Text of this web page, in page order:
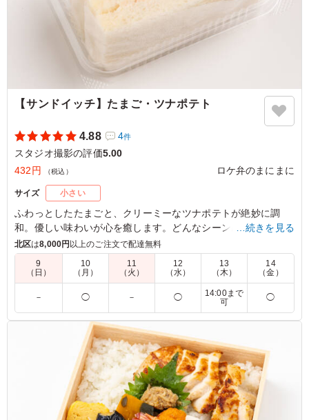
【サンドイッチ】たまご・ツナポテト
4.88 4件
スタジオ撮影の評価5.00
432円
（税込） ロケ弁のまにまに
サイズ 小さい
ふわっとしたたまごと、クリーミーなツナポテトが絶妙に調
和。優しい味わいが心を癒します。どんなシーンにもぴったり
で、朝食や軽食に最適な一品です。彩り豊かな具材が目を引
き、食べる楽しさを引き立てます。
※サンドイッチはラップに包んでお届けします。
朝食に定番のサンドイッチですが、量もちょうど良くとて
も人気でした。卵とツナの味付けもちょうど良くてとても
おいしかったです。手軽に頼めてコスパもいいのでまた頼
みたいと思いました。
ご利用シーン：ロケ・撮影 ›スタジオ撮影
…続きを見る
北区は8,000円以上のご注文で配達無料
9
（日）
10
（月）
11
（火）
12
（水）
13
（木）
14
（金）
－ ◯ － ◯
14:00まで
可
◯